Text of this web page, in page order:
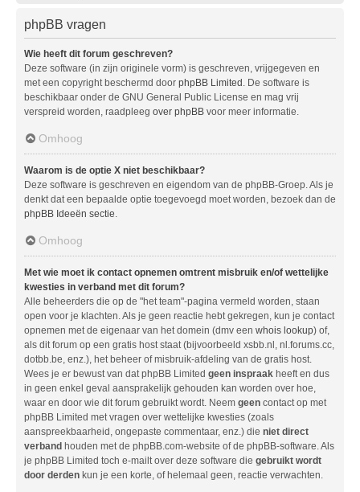
phpBB vragen
Wie heeft dit forum geschreven?
Deze software (in zijn originele vorm) is geschreven, vrijgegeven en
met een copyright beschermd door phpBB Limited . De software is
beschikbaar onder de GNU General Public License en mag vrij
verspreid worden, raadpleeg over phpBB voor meer informatie.
Omhoog
Waarom is de optie X niet beschikbaar?
Deze software is geschreven en eigendom van de phpBB-Groep. Als je
denkt dat een bepaalde optie toegevoegd moet worden, bezoek dan de
phpBB Ideeën sectie
Omhoog
Met wie moet ik contact opnemen omtrent misbruik en/of wettelijke
kwesties in verband met dit forum?
Alle beheerders die op de "het team"-pagina vermeld worden, staan
open voor je klachten. Als je geen reactie hebt gekregen, kun je contact
opnemen met de eigenaar van het domein (dmv een whois lookup) of,
als dit forum op een gratis host staat (bijvoorbeeld xsbb.nl, nl.forums.cc,
dotbb.be, enz.), het beheer of misbruik-afdeling van de gratis host.
Wees je er bewust van dat phpBB Limited geen inspraak heeft en dus
in geen enkel geval aansprakelijk gehouden kan worden over hoe,
waar en door wie dit forum gebruikt wordt. Neem geen contact op met
phpBB Limited met vragen over wettelijke kwesties (zoals
aanspreekbaarheid, ongepaste commentaar, enz.) die niet direct
verband houden met de phpBB.com-website of de phpBB-software. Als
je phpBB Limited toch e-mailt over deze software die gebruikt wordt
door derden kun je een korte, of helemaal geen, reactie verwachten.